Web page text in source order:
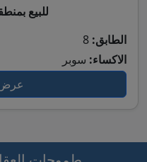
للبيع
الطابق:
الاكساء: سوبر
عرض